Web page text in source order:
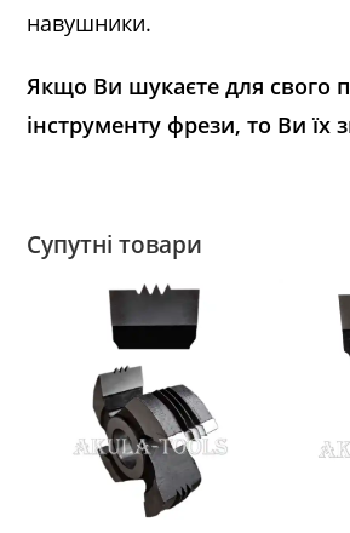
навушники.
Якщо Ви шукаєте для свого
інструменту фрези, то Ви їх
Супутні товари